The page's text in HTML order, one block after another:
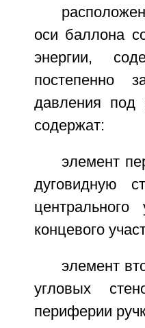
оси баллона
энергии,
постепенно
давления под
содержат:
элемент
дуговидную
концевого
элемент
угловых
периферии